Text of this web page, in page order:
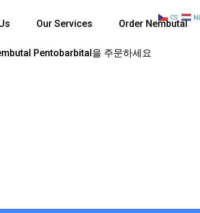
Our Services Order Nembutal
Pentobarbital을 주문하세요
CS NL